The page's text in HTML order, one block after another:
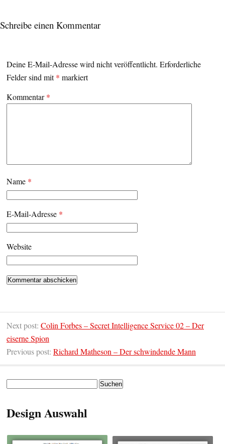
Schreibe einen Kommentar
Deine E-Mail-Adresse wird nicht veröffentlicht. Erforderliche
Felder sind mit* markiert
Kommentar*
Name *
E-Mail-Adresse *
Website
Next post: Colin Forbes – Secret Intelligence Service 02 – Der
eiserne Spion
Previous post: Richard Matheson – Der schwindende Mann
Design Auswahl